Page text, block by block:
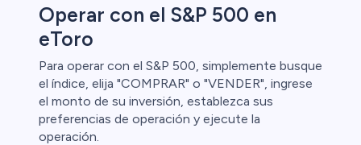
Operar con el S&P 500 en
eToro
Para operar con el S&P 500, simplemente busque
el índice, elija "COMPRAR" o "VENDER", ingrese
el monto de su inversión, establezca sus
preferencias de operación y ejecute la
operación.